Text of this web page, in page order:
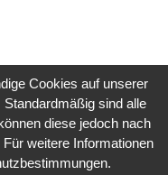
Cookies auf unserer
sind alle
diese jedoch nach
weitere Informationen